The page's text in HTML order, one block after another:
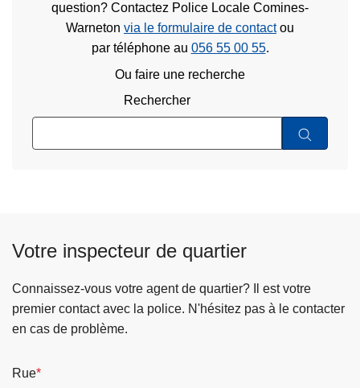
question? Contactez Police Locale Comines-
Warneton via le formulaire de contactou
par téléphone au 056 55 00 55.
Ou faire une recherche
Rechercher
Votre inspecteur de quartier
Connaissez-vous votre agent de quartier? Il est votre
premier contact avec la police. N'hésitez pas à le contacter
en cas de problème.
Rue